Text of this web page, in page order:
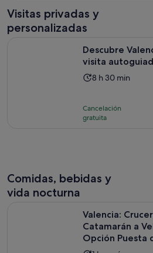
de
comentarios
Visitas privadas y
personalizadas
Descubre
visita
La
la
y
8 h 30 min
Cancelación
gratuita
Comidas, bebidas y
vida nocturna
Valencia:
Catamarán a
Opción Puesta